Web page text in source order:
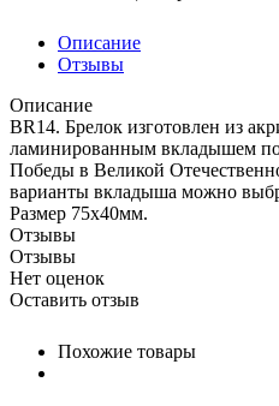
Описание
Отзывы
Описание
BR14. Брелок изготовлен из
ламинированным вкладышем
Победы в Великой
варианты вкладыша можно
Размер 75х40мм.
Отзывы
Отзывы
Нет оценок
Оставить отзыв
Похожие товары